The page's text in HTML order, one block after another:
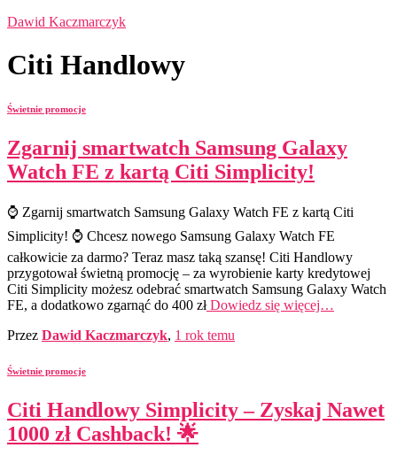
Dawid Kaczmarczyk
Citi Handlowy
Świetnie promocje
Zgarnij smartwatch Samsung Galaxy
Watch FE z kartą Citi Simplicity!
⌚ Zgarnij smartwatch Samsung Galaxy Watch FE z kartą Citi
Simplicity! ⌚ Chcesz nowego Samsung Galaxy Watch FE
całkowicie za darmo? Teraz masz taką szansę! Citi Handlowy
przygotował świetną promocję – za wyrobienie karty kredytowej
Citi Simplicity możesz odebrać smartwatch Samsung Galaxy Watch
FE, a dodatkowo zgarnąć do 400 złDowiedz się więcej…
Przez Dawid Kaczmarczyk, 1 rok temu
Świetnie promocje
Citi Handlowy Simplicity – Zyskaj Nawet
1000 zł Cashback! 🌟